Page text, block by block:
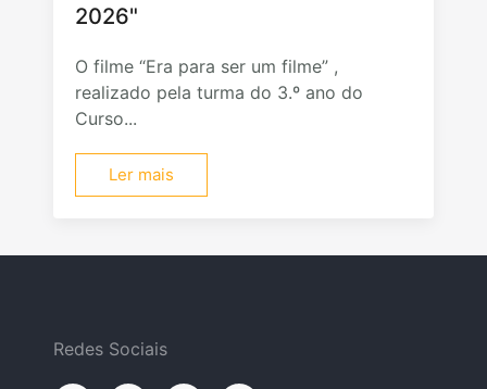
2026"
O filme “Era para ser um filme” ,
realizado pela turma do 3.º ano do
Curso...
Ler mais
Redes Sociais